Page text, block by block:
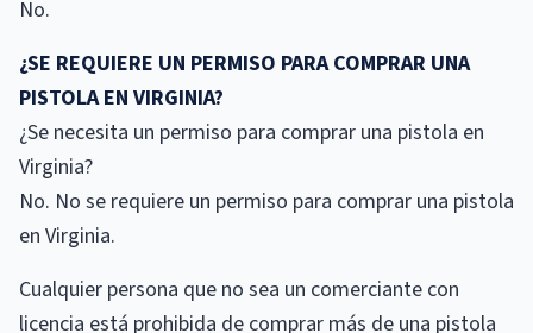
No.
¿SE REQUIERE UN PERMISO PARA COMPRAR UNA
PISTOLA EN VIRGINIA?
¿Se necesita un permiso para comprar una pistola en
Virginia?
No. No se requiere un permiso para comprar una pistola
en Virginia.
Cualquier persona que no sea un comerciante con
licencia está prohibida de comprar más de una pistola